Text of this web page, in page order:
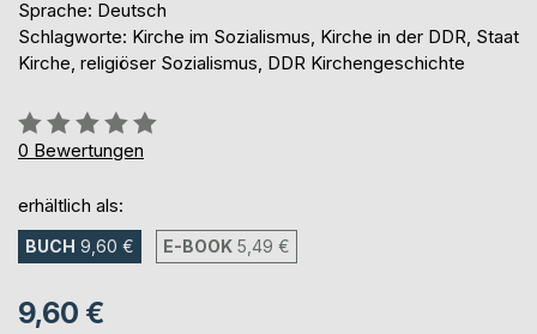
Sprache: Deutsch
Schlagworte: Kirche im Sozialismus, Kirche in der DDR, Staat
Kirche, religiöser Sozialismus, DDR Kirchengeschichte
Bewertung::
0%
0 Bewertungen
erhältlich als:
BUCH 9,60 € E-BOOK 5,49 €
9,60 €